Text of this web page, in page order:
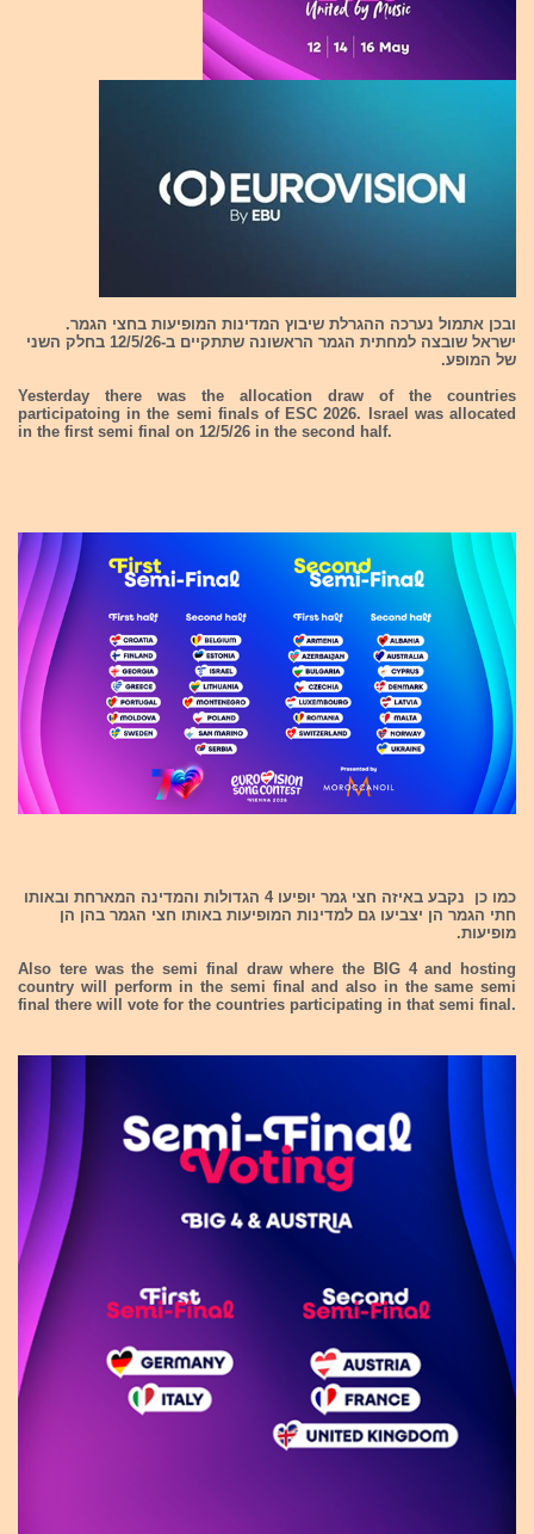
ובכן אתמול נערכה ההגרלת שיבוץ המדינות המופיעות בחצי הגמר.
ישראל שובצה למחתית הגמר הראשונה שתתקיים ב-12/5/26 בחלק השני
של המופע.
Yesterday there was the allocation draw of the countries
participatoing in the semi finals of ESC 2026. Israel was allocated
in the first semi final on 12/5/26 in the second half.
כמו כן נקבע באיזה חצי גמר יופיעו 4 הגדולות והמדינה המארחת ובאותו
חתי הגמר הן יצביעו גם למדינות המופיעות באותו חצי הגמר בהן הן
מופיעות.
Also tere was the semi final draw where the BIG 4 and hosting
country will perform in the semi final and also in the same semi
final there will vote for the countries participating in that semi final.